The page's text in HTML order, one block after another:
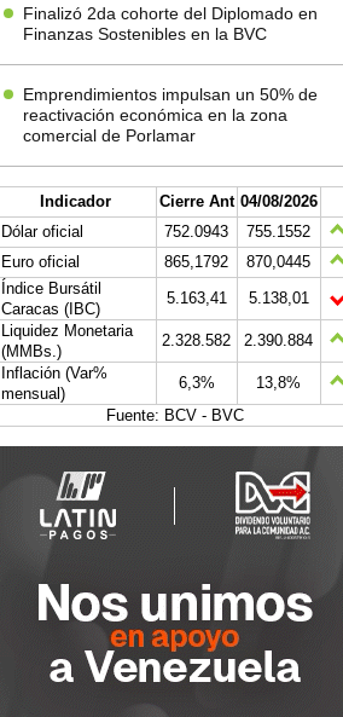
Finalizó 2da cohorte del Diplomado en
Finanzas Sostenibles en la BVC
Emprendimientos impulsan un 50% de
reactivación económica en la zona
comercial de Porlamar
Indicador Cierre Ant 04/08/2026
Dólar oficial
752.0943
755.1552
Euro oficial
865,1792
870,0445
Índice Bursátil
Caracas (IBC)
5.163,41
5.138,01
Liquidez Monetaria
(MMBs.)
2.328.582
2.390.884
Inflación (Var%
mensual)
6,3%
13,8%
Fuente: BCV - BVC